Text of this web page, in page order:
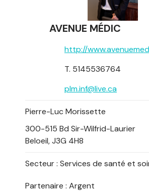
AVENUE MÉDIC
http://
T. 5145536764
plm.inf@live.ca
Pierre-Luc Morissette
300-515 Bd Sir-Wilfrid-Laurier
Beloeil, J3G 4H8
Secteur : Services de santé et
Partenaire : Argent